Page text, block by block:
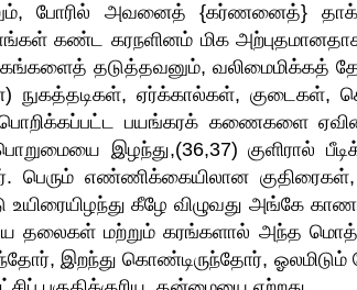
போரில் அவனைத் {கர்ணனைத்}
கண்ட கரநளினம் மிக
தடுத்தவனும், வலிமைமிக்கத்
ஏர்க்கால்கள், குடைகள்,
பயங்கரக் கணைகளை
இழந்து,(36,37) குளிரால்
பெரும் எண்ணிக்கையிலான
கீழே விழுவது அங்கே
தலைகள் மற்றும் கரங்களால் அந்த
இறந்து கொண்டிருந்தோர்,